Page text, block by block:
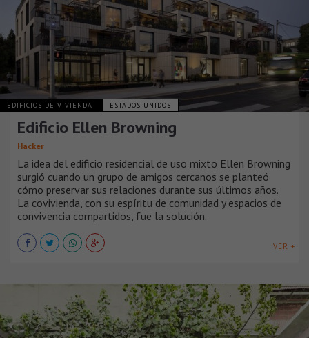
EDIFICIOS DE VIVIENDA ESTADOS UNIDOS
Edificio Ellen Browning
Hacker
La idea del edificio residencial de uso mixto Ellen Browning
surgió cuando un grupo de amigos cercanos se planteó
cómo preservar sus relaciones durante sus últimos años.
La covivienda, con su espíritu de comunidad y espacios de
convivencia compartidos, fue la solución.
VER +